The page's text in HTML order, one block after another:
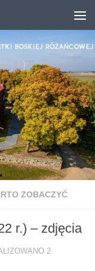
ZOBACZYĆ
r.) – zdjęcia
2